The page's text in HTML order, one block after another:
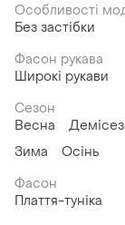
Особливості
Без застібки
Фасон рукава
Широкі рукави
Сезон
Весна
Зима
Осінь
Фасон
Плаття-туніка